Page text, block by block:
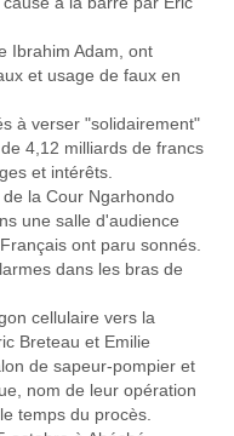
Ibrahim Adam, ont
et usage de faux en
à verser "solidairement"
4,12 milliards de francs
et intérêts.
la Cour Ngarhondo
une salle d'audience
ont paru sonnés.
dans les bras de
cellulaire vers la
Breteau et Emilie
de sapeur-pompier et
nom de leur opération
temps du procès.